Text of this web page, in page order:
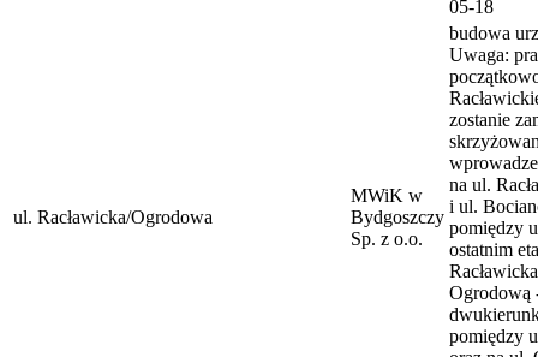
05-18
ul. Racławicka/Ogrodowa
MWiK w
Bydgoszczy
Sp. z o.o.
budowa
Uwaga:
zostanie
na ul.
i ul.
pomiędzy
ostatnim
Ogrodową
pomiędzy